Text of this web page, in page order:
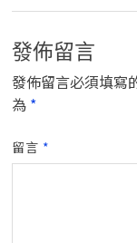
發佈留言
發佈留言必須填寫
為 *
留言 *